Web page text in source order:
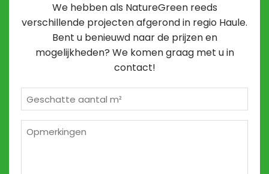
We hebben als NatureGreen reeds
verschillende projecten afgerond in regio Haule.
Bent u benieuwd naar de prijzen en
mogelijkheden? We komen graag met u in
contact!
m²